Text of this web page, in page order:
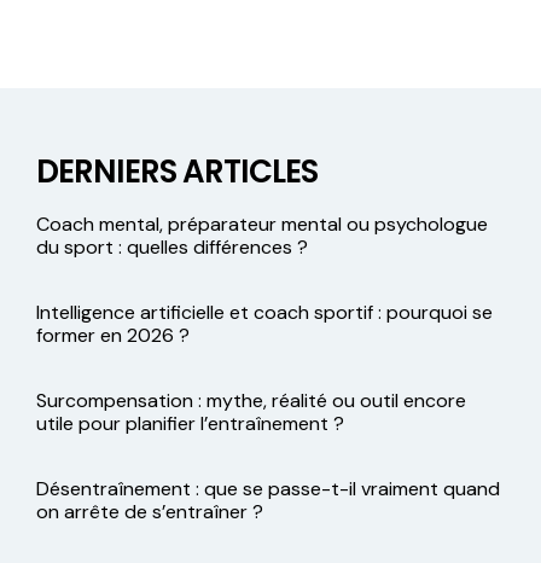
DERNIERS ARTICLES
Coach mental, préparateur mental ou psychologue
du sport : quelles différences ?
Intelligence artificielle et coach sportif : pourquoi se
former en 2026 ?
Surcompensation : mythe, réalité ou outil encore
utile pour planifier l’entraînement ?
Désentraînement : que se passe-t-il vraiment quand
on arrête de s’entraîner ?